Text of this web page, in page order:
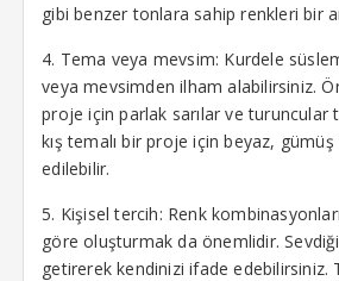
panel
panel
panel
panel
gibi benzer tonlara sahip renkleri bir
4. Tema veya mevsim: Kurdele
veya mevsimden ilham alabilirsiniz.
proje için parlak sarılar ve turuncular
kış temalı bir proje için beyaz,
edilebilir.
5. Kişisel tercih: Renk
göre oluşturmak da önemlidir.
getirerek kendinizi ifade edebilirsiniz.